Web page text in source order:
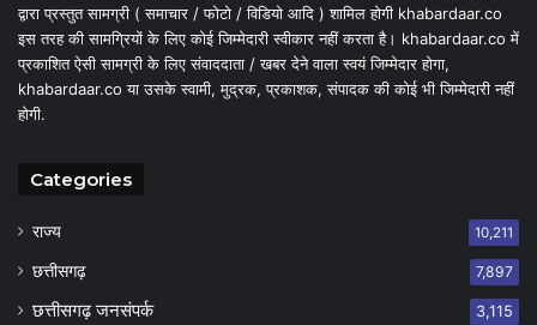
द्वारा प्रस्तुत सामग्री ( समाचार / फोटो / विडियो आदि ) शामिल होगी khabardaar.co
इस तरह की सामग्रियों के लिए कोई जिम्मेदारी स्वीकार नहीं करता है। khabardaar.co में
प्रकाशित ऐसी सामग्री के लिए संवाददाता / खबर देने वाला स्वयं जिम्मेदार होगा,
khabardaar.co या उसके स्वामी, मुद्रक, प्रकाशक, संपादक की कोई भी जिम्मेदारी नहीं
होगी.
Categories
राज्य 10,211
छत्तीसगढ़ 7,897
छत्तीसगढ़ जनसंपर्क 3,115